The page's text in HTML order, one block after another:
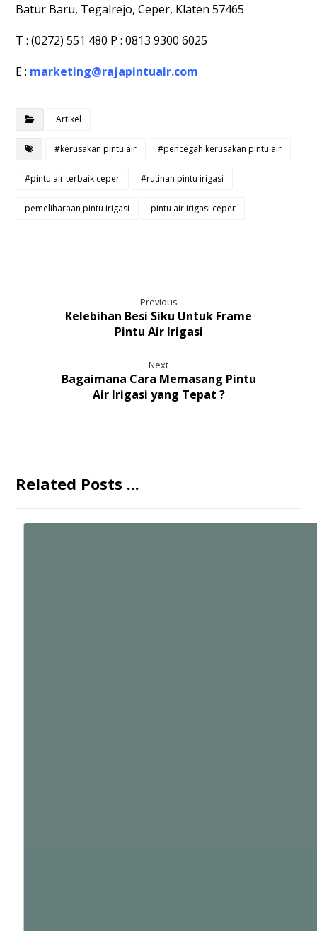
Batur Baru, Tegalrejo, Ceper, Klaten 57465
T : (0272) 551 480 P : 0813 9300 6025
E : marketing@rajapintuair.com
Artikel
#kerusakan pintu air #pencegah kerusakan pintu air
#pintu air terbaik ceper #rutinan pintu irigasi
pemeliharaan pintu irigasi pintu air irigasi ceper
Previous
Kelebihan Besi Siku Untuk Frame
Pintu Air Irigasi
Next
Bagaimana Cara Memasang Pintu
Air Irigasi yang Tepat ?
Related Posts ...